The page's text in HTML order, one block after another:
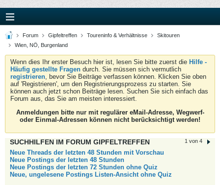
Forum Gipfeltreffen Toureninfo & Verhältnisse
Skitouren
Wien, NÖ, Burgenland
Wenn dies Ihr erster Besuch hier ist, lesen Sie bitte zuerst die Hilfe -
Häufig gestellte Fragen durch. Sie müssen sich vermutlich
registrieren, bevor Sie Beiträge verfassen können. Klicken Sie oben
auf 'Registrieren', um den Registrierungsprozess zu starten. Sie
können auch jetzt schon Beiträge lesen. Suchen Sie sich einfach das
Forum aus, das Sie am meisten interessiert.
Anmeldungen bitte nur mit regulärer eMail-Adresse, Wegwerf-
oder Einmal-Adressen können nicht berücksichtigt werden!
1 von 4
SUCHHILFEN IM FORUM GIPFELTREFFEN
Neue Threads der letzten 48 Stunden mit Vorschau
Neue Postings der letzten 48 Stunden
Neue Postings der letzten 72 Stunden ohne Quiz
Neue, ungelesene Postings Listen-Ansicht ohne Quiz